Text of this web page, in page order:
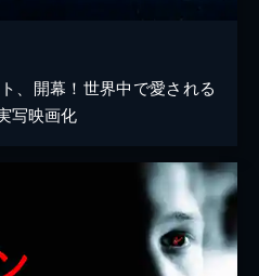
、開幕！世界中で愛される
写映画化